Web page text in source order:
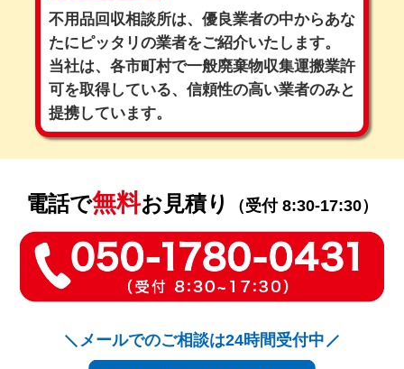
不用品回収相談所は、優良業者の中からあな
たにピッタリの業者をご紹介いたします。
当社は、各市町村で一般廃棄物収集運搬業許
可を取得している、 信頼性の高い業者のみと
提携しています。
電話で無料お見積り （受付 8:30-17:30）
メールでのご相談は24時間受付中